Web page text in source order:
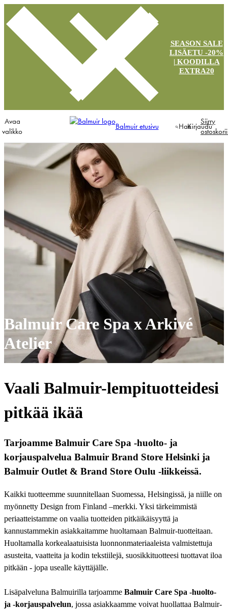
SEASON SALE
LISÄETU -20%
| KOODILLA
EXTRA20
Avaa
valikko
Balmuir etusivu HaeKirjaudu
Siirry
Balmuir Care Spa x Arkivé
Atelier
Vaali Balmuir-lempituotteidesi
pitkää ikää
Tarjoamme Balmuir Care Spa -huolto- ja
korjauspalvelua Balmuir Brand Store Helsinki ja
Balmuir Outlet & Brand Store Oulu -liikkeissä.
Kaikki tuotteemme suunnitellaan Suomessa, Helsingissä, ja niille on
myönnetty Design from Finland –merkki. Yksi tärkeimmistä
periaatteistamme on vaalia tuotteiden pitkäikäisyyttä ja
kannustammekin asiakkaitamme huoltamaan Balmuir-tuotteitaan.
Huoltamalla korkealaatuisista luonnonmateriaaleista valmistettuja
asusteita, vaatteita ja kodin tekstiilejä, suosikkituotteesi tuottavat iloa
pitkään - jopa usealle käyttäjälle.
Lisäpalveluna Balmuirilla tarjoamme Balmuir Care Spa -huolto-
ja -korjauspalvelun, jossa asiakkaamme voivat huollattaa Balmuir-